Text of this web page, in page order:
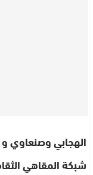
شبكة المقاهي